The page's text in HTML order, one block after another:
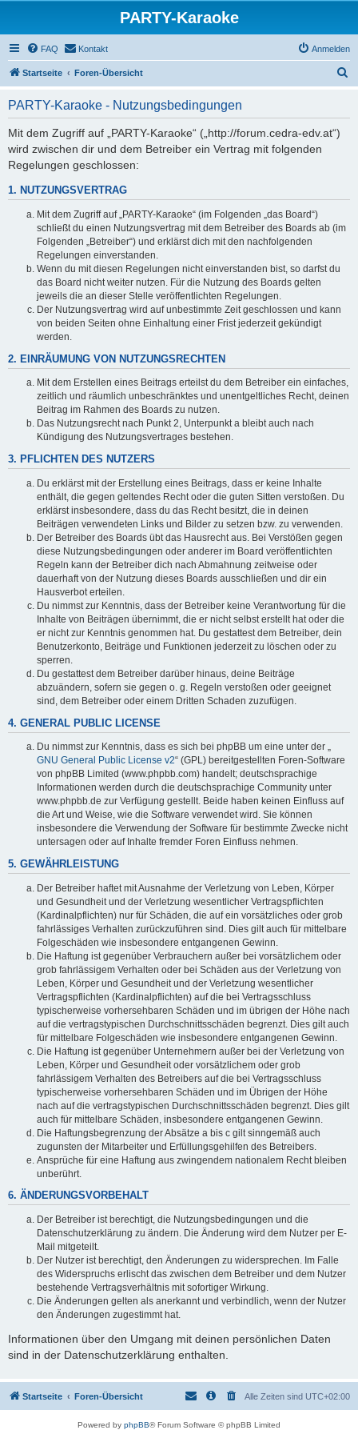
PARTY-Karaoke
FAQ Kontakt Anmelden
Startseite Foren-Übersicht
PARTY-Karaoke - Nutzungsbedingungen
Mit dem Zugriff auf „PARTY-Karaoke“ („http://forum.cedra-edv.at“)
wird zwischen dir und dem Betreiber ein Vertrag mit folgenden
Regelungen geschlossen:
1. NUTZUNGSVERTRAG
Mit dem Zugriff auf „PARTY-Karaoke“ (im Folgenden „das Board“)
schließt du einen Nutzungsvertrag mit dem Betreiber des Boards ab (im
Folgenden „Betreiber“) und erklärst dich mit den nachfolgenden
Regelungen einverstanden.
Wenn du mit diesen Regelungen nicht einverstanden bist, so darfst du
das Board nicht weiter nutzen. Für die Nutzung des Boards gelten
jeweils die an dieser Stelle veröffentlichten Regelungen.
Der Nutzungsvertrag wird auf unbestimmte Zeit geschlossen und kann
von beiden Seiten ohne Einhaltung einer Frist jederzeit gekündigt
werden.
2. EINRÄUMUNG VON NUTZUNGSRECHTEN
Mit dem Erstellen eines Beitrags erteilst du dem Betreiber ein einfaches,
zeitlich und räumlich unbeschränktes und unentgeltliches Recht, deinen
Beitrag im Rahmen des Boards zu nutzen.
Das Nutzungsrecht nach Punkt 2, Unterpunkt a bleibt auch nach
Kündigung des Nutzungsvertrages bestehen.
3. PFLICHTEN DES NUTZERS
Du erklärst mit der Erstellung eines Beitrags, dass er keine Inhalte
enthält, die gegen geltendes Recht oder die guten Sitten verstoßen. Du
erklärst insbesondere, dass du das Recht besitzt, die in deinen
Beiträgen verwendeten Links und Bilder zu setzen bzw. zu verwenden.
Der Betreiber des Boards übt das Hausrecht aus. Bei Verstößen gegen
diese Nutzungsbedingungen oder anderer im Board veröffentlichten
Regeln kann der Betreiber dich nach Abmahnung zeitweise oder
dauerhaft von der Nutzung dieses Boards ausschließen und dir ein
Hausverbot erteilen.
Du nimmst zur Kenntnis, dass der Betreiber keine Verantwortung für die
Inhalte von Beiträgen übernimmt, die er nicht selbst erstellt hat oder die
er nicht zur Kenntnis genommen hat. Du gestattest dem Betreiber, dein
Benutzerkonto, Beiträge und Funktionen jederzeit zu löschen oder zu
sperren.
Du gestattest dem Betreiber darüber hinaus, deine Beiträge
abzuändern, sofern sie gegen o. g. Regeln verstoßen oder geeignet
sind, dem Betreiber oder einem Dritten Schaden zuzufügen.
4. GENERAL PUBLIC LICENSE
Du nimmst zur Kenntnis, dass es sich bei phpBB um eine unter der „
GNU General Public License v2“ (GPL) bereitgestellten Foren-Software
von phpBB Limited (www.phpbb.com) handelt; deutschsprachige
Informationen werden durch die deutschsprachige Community unter
www.phpbb.de zur Verfügung gestellt. Beide haben keinen Einfluss auf
die Art und Weise, wie die Software verwendet wird. Sie können
insbesondere die Verwendung der Software für bestimmte Zwecke nicht
untersagen oder auf Inhalte fremder Foren Einfluss nehmen.
5. GEWÄHRLEISTUNG
Der Betreiber haftet mit Ausnahme der Verletzung von Leben, Körper
und Gesundheit und der Verletzung wesentlicher Vertragspflichten
(Kardinalpflichten) nur für Schäden, die auf ein vorsätzliches oder grob
fahrlässiges Verhalten zurückzuführen sind. Dies gilt auch für mittelbare
Folgeschäden wie insbesondere entgangenen Gewinn.
Die Haftung ist gegenüber Verbrauchern außer bei vorsätzlichem oder
grob fahrlässigem Verhalten oder bei Schäden aus der Verletzung von
Leben, Körper und Gesundheit und der Verletzung wesentlicher
Vertragspflichten (Kardinalpflichten) auf die bei Vertragsschluss
typischerweise vorhersehbaren Schäden und im übrigen der Höhe nach
auf die vertragstypischen Durchschnittsschäden begrenzt. Dies gilt auch
für mittelbare Folgeschäden wie insbesondere entgangenen Gewinn.
Die Haftung ist gegenüber Unternehmern außer bei der Verletzung von
Leben, Körper und Gesundheit oder vorsätzlichem oder grob
fahrlässigem Verhalten des Betreibers auf die bei Vertragsschluss
typischerweise vorhersehbaren Schäden und im Übrigen der Höhe
nach auf die vertragstypischen Durchschnittsschäden begrenzt. Dies gilt
auch für mittelbare Schäden, insbesondere entgangenen Gewinn.
Die Haftungsbegrenzung der Absätze a bis c gilt sinngemäß auch
zugunsten der Mitarbeiter und Erfüllungsgehilfen des Betreibers.
Ansprüche für eine Haftung aus zwingendem nationalem Recht bleiben
unberührt.
6. ÄNDERUNGSVORBEHALT
Der Betreiber ist berechtigt, die Nutzungsbedingungen und die
Datenschutzerklärung zu ändern. Die Änderung wird dem Nutzer per E-
Mail mitgeteilt.
Der Nutzer ist berechtigt, den Änderungen zu widersprechen. Im Falle
des Widerspruchs erlischt das zwischen dem Betreiber und dem Nutzer
bestehende Vertragsverhältnis mit sofortiger Wirkung.
Die Änderungen gelten als anerkannt und verbindlich, wenn der Nutzer
den Änderungen zugestimmt hat.
Informationen über den Umgang mit deinen persönlichen Daten
sind in der Datenschutzerklärung enthalten.
Startseite Foren-Übersicht Alle Zeiten sind UTC+02:00
Powered by phpBB® Forum Software © phpBB Limited